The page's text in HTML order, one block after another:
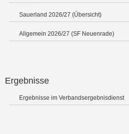
Sauerland 2026/27 (Übersicht)
Allgemein 2026/27 (SF Neuenrade)
Ergebnisse
Ergebnisse im Verbandsergebnisdienst